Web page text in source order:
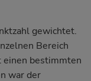
gewichtet.
Bereich
einen bestimmten
war der